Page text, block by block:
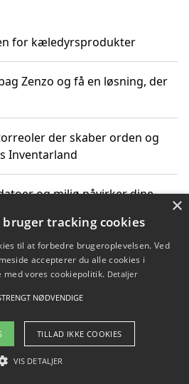
for kæledyrsprodukter
Zenzo og få en løsning, der
der skaber orden og
Inventarland
og miljø påvirker dine
en grønnere hverdag
Blog Betingelser
×
tracking cookies
til at forbedre brugeroplevelsen. Ved
accepterer du alle cookies i
med vores cookiepolitik. Detaljer
NØDVENDIGE
TILLAD IKKE COOKIES
VIS DETALJER